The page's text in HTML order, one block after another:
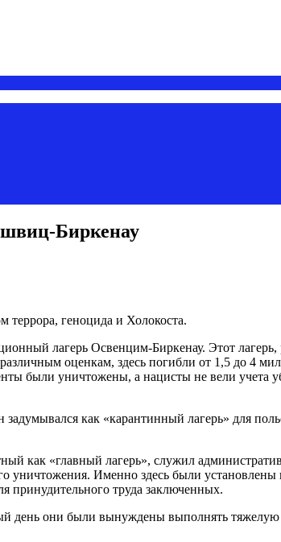
Биркенау
геноцида и Холокоста.
лагерь Освенцим-Биркенау. Этот
оценкам, здесь погибли от 1,5 до 4
были уничтожены, а нацисты не вели учета
как «карантинный лагерь» для
как «главный лагерь», служил
уничтожения. Именно здесь были установлены
принудительного труда заключенных.
день они были вынуждены выполнять тяжелую